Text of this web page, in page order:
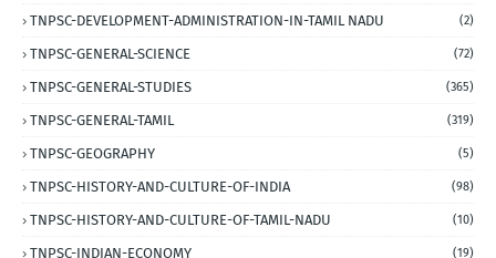
TNPSC-DEVELOPMENT-ADMINISTRATION-IN-TAMIL NADU (2)
TNPSC-GENERAL-SCIENCE (72)
TNPSC-GENERAL-STUDIES (365)
TNPSC-GENERAL-TAMIL (319)
TNPSC-GEOGRAPHY (5)
TNPSC-HISTORY-AND-CULTURE-OF-INDIA (98)
TNPSC-HISTORY-AND-CULTURE-OF-TAMIL-NADU (10)
TNPSC-INDIAN-ECONOMY (19)